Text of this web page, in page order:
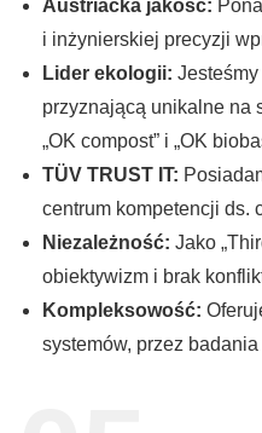
Austriacka jakość:
i inżynierskiej precyzji
Lider ekologii:
przyznającą unikalne na
„OK compost” i „OK
TÜV TRUST IT:
centrum kompetencji ds.
Niezależność: Jako
obiektywizm i brak
Kompleksowość:
systemów, przez